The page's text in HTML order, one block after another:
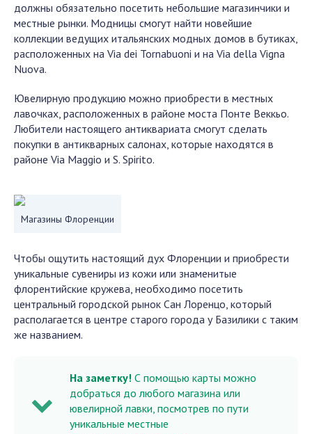
должны обязательно посетить небольшие магазинчики и
местные рынки. Модницы смогут найти новейшие
коллекции ведущих итальянских модных домов в бутиках,
расположенных на Via dei Tornabuoni и на Via della Vigna
Nuova.
Ювелирную продукцию можно приобрести в местных
лавочках, расположенных в районе моста Понте Веккьо.
Любители настоящего антиквариата смогут сделать
покупки в антикварных салонах, которые находятся в
районе Via Maggio и S. Spirito.
Магазины Флоренции
Чтобы ощутить настоящий дух Флоренции и приобрести
уникальные сувениры из кожи или знаменитые
флорентийские кружева, необходимо посетить
центральный городской рынок Сан Лоренцо, который
располагается в центре старого города у Базилики с таким
же названием.
На заметку! С помощью карты можно
добраться до любого магазина или
ювелирной лавки, посмотрев по пути
уникальные местные